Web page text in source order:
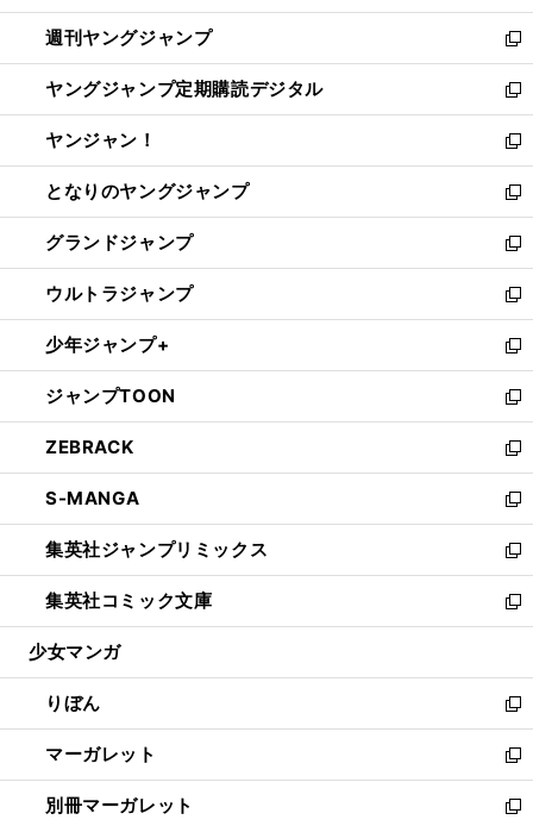
開
く
ウ
で
開
く
ン
ド
ウ
で
開
く
ウ
ィ
ン
ド
ウ
で
開
く
週刊ヤングジャンプ
新
し
い
ウ
ィ
ン
ド
ウ
で
開
く
ヤングジャンプ定期購読デジタル
新
し
い
ウ
ィ
ン
ド
ウ
で
開
く
ヤンジャン！
新
し
い
ウ
ィ
ン
ド
ウ
で
開
く
となりのヤングジャンプ
新
し
い
ウ
ィ
ン
ド
ウ
で
開
く
グランドジャンプ
新
し
い
ウ
ィ
ン
ド
ウ
で
開
く
ウルトラジャンプ
新
し
い
ウ
ィ
ン
ド
ウ
で
開
く
少年ジャンプ+
新
し
い
ウ
ィ
ン
ド
ウ
で
開
く
ジャンプTOON
新
し
い
ウ
ィ
ン
ド
ウ
で
開
ZEBRACK
新
し
い
ウ
ィ
ン
ド
ウ
開
く
S-MANGA
新
し
い
ウ
ィ
ン
ウ
で
開
く
集英社ジャンプリミックス
新
し
い
ウ
ン
ド
ウ
で
開
く
集英社コミック文庫
新
し
ウ
ィ
ン
ド
ウ
で
少女マンガ
りぼん
新
し
い
ウ
ィ
マーガレット
新
し
い
別冊マーガレット
新